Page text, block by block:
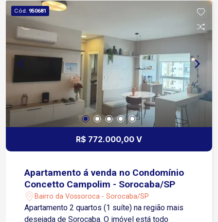
Imóveis Casas de alto padrão: Mansões e
residências modernas com projetos
arquitetônicos exclusivos.
Cód. 950681
R$ 772.000,00 V
Apartamento á venda no Condomínio
Concetto Campolim - Sorocaba/SP
Bairro da Vossoroca - Sorocaba/SP
Apartamento 2 quartos (1 suíte) na região mais
desejada de Sorocaba. O imóvel está todo